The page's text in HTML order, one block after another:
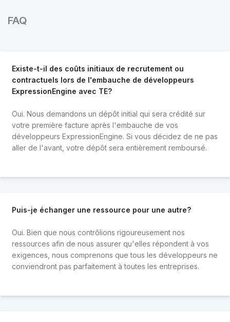
FAQ
Existe-t-il des coûts initiaux de recrutement ou
contractuels lors de l'embauche de développeurs
ExpressionEngine avec TE?
Oui. Nous demandons un dépôt initial qui sera crédité sur
votre première facture après l'embauche de vos
développeurs ExpressionEngine. Si vous décidez de ne pas
aller de l'avant, votre dépôt sera entièrement remboursé.
Puis-je échanger une ressource pour une autre?
Oui. Bien que nous contrôlions rigoureusement nos
ressources afin de nous assurer qu'elles répondent à vos
exigences, nous comprenons que tous les développeurs ne
conviendront pas parfaitement à toutes les entreprises.